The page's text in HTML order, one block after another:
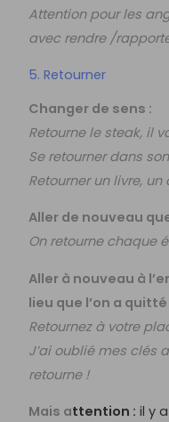
Attention pour les
avec rendre /
5. Retourner
Changer de sens :
Retourne le steak, il
Se retourner dans
Retourner un livre,
Aller de nouveau
On retourne chaque
Aller à nouveau à
lieu que l’on a quitté
Retournez à votre
J’ai oublié mes clés
retourne !
Mais attention : il y